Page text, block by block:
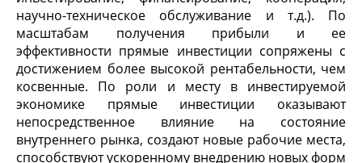
научно-техническое обслуживание и т.д.). По
масштабам получения прибыли и ее
эффективности прямые инвестиции сопряжены с
достижением более высокой рентабельности, чем
косвенные. По роли и месту в инвестируемой
экономике прямые инвестиции оказывают
непосредственное влияние на состояние
внутреннего рынка, создают новые рабочие места,
способствуют ускоренному внедрению новых форм